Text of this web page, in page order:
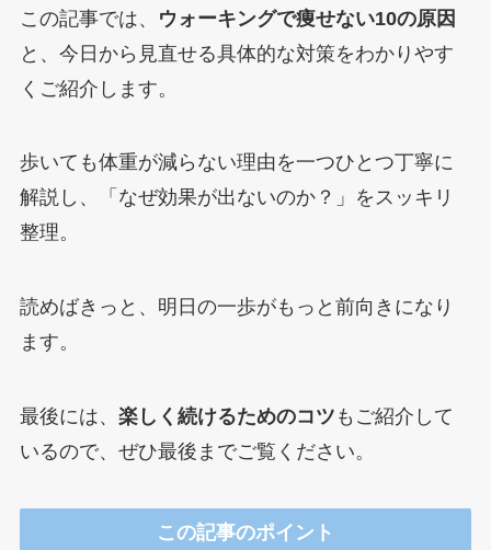
この記事では、
ウォーキングで痩せない10の原因
と、今日から見直せる具体的な対策をわかりやす
くご紹介します。
歩いても体重が減らない理由を一つひとつ丁寧に
解説し、「なぜ効果が出ないのか？」をスッキリ
整理。
読めばきっと、明日の一歩がもっと前向きになり
ます。
最後には、 楽しく続けるためのコツ もご紹介して
いるので、ぜひ最後までご覧ください。
この記事のポイント